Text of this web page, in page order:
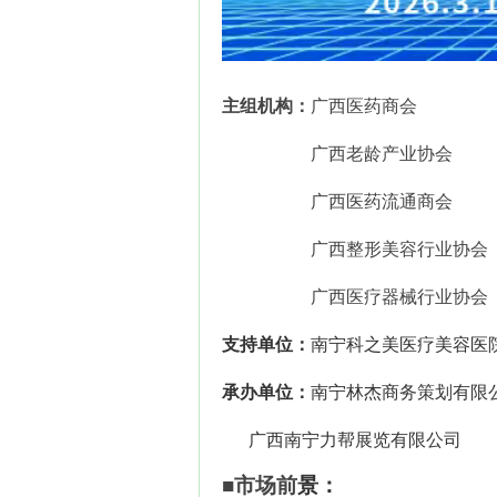
主组机构 ： 广西医药商会
广西老龄产业协会
广西医药流通商会
广西整形美容行业协会
广西医疗器械行业协会
支持单位 ： 南宁科之美医疗美容医
承办单位： 南宁林杰商务策划有限
广西南宁力帮展览有限公司
■市场前景：